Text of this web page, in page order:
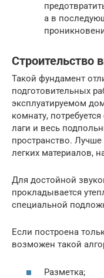
а в
Строительство
Такой фундамент
подготовительных
эксплуатируемом
комнату,
лаги и весь
пространство.
легких материалов,
Для достойной
прокладывается
специальной
Если построена
возможен такой
Разметка;